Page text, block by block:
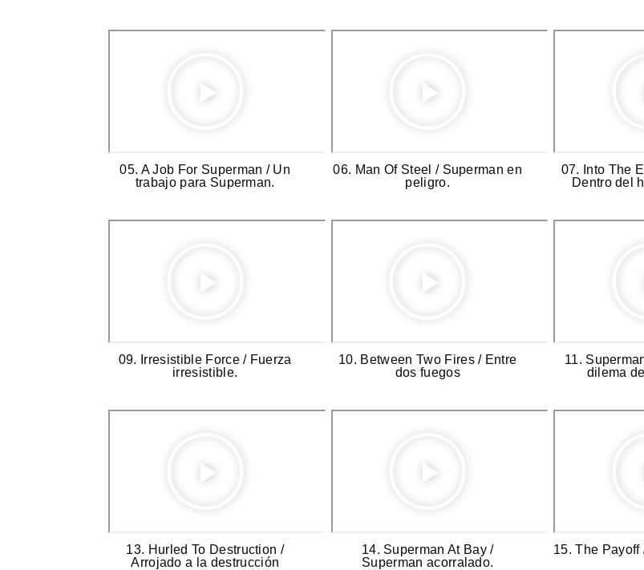
05. A Job For Superman / Un
trabajo para Superman.
06. Man Of Steel / Superman en
peligro.
07. Into The
Dentro del
09. Irresistible Force / Fuerza
irresistible.
10. Between Two Fires / Entre
dos fuegos
11.
dilema
13. Hurled To Destruction /
Arrojado a la destrucción
14. Superman At Bay /
Superman acorralado.
15. The Payoff